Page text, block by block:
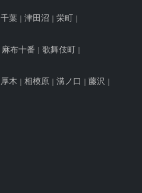
千葉 津田沼 栄町
麻布十番 歌舞伎町
厚木 相模原 溝ノ口 藤沢